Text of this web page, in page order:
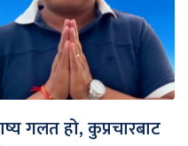
गलत हो, कुप्रचारबाट